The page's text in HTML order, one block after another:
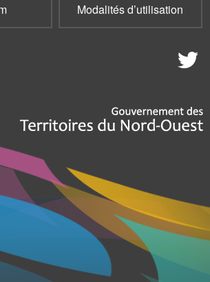
Modalités d’utilisation